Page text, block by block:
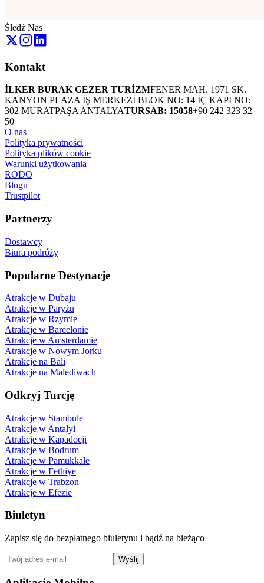
Śledź Nas
Kontakt
İLKER BURAK GEZER TURİZMFENER MAH. 1971 SK.
KANYON PLAZA İŞ MERKEZİ BLOK NO: 14 İÇ KAPI NO:
302 MURATPAŞA ANTALYATURSAB: 15058+90 242 323 32
50
O nas
Polityka prywatności
Polityka plików cookie
Warunki użytkowania
RODO
Blogu
Trustpilot
Partnerzy
Dostawcy
Biura podróży
Popularne Destynacje
Atrakcje w Dubaju
Atrakcje w Paryżu
Atrakcje w Rzymie
Atrakcje w Barcelonie
Atrakcje w Amsterdamie
Atrakcje w Nowym Jorku
Atrakcje na Bali
Atrakcje na Malediwach
Odkryj Turcję
Atrakcje w Stambule
Atrakcje w Antalyi
Atrakcje w Kapadocji
Atrakcje w Bodrum
Atrakcje w Pamukkale
Atrakcje w Fethiye
Atrakcje w Trabzon
Atrakcje w Efezie
Biuletyn
Zapisz się do bezpłatnego biuletynu i bądź na bieżąco
Wyślij